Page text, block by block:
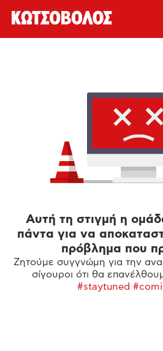
Αυτή τη στιγμή η
πάντα για να
πρόβλημα που
Ζητούμε συγγνώμη για την
σίγουροι ότι θα
#staytuned